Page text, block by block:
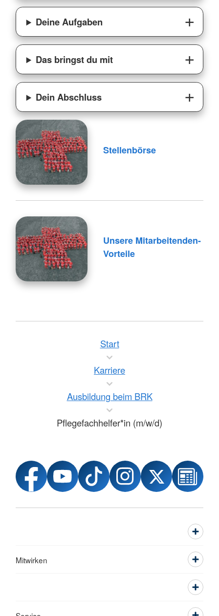
Deine Aufgaben
Das bringst du mit
Dein Abschluss
Stellenbörse
Unsere Mitarbeitenden-
Vorteile
Start
Karriere
Ausbildung beim BRK
Pflegefachhelfer*in (m/w/d)
Mitwirken